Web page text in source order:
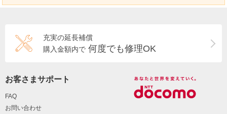
充実の延長補償
購入金額内で 何度でも修理OK
お客さまサポート
FAQ
お問い合わせ